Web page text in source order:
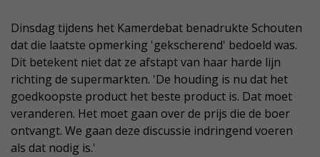
Dinsdag tijdens het Kamerdebat benadrukte Schouten
dat die laatste opmerking 'gekscherend' bedoeld was.
Dit betekent niet dat ze afstapt van haar harde lijn
richting de supermarkten. 'De houding is nu dat het
goedkoopste product het beste product is. Dat moet
veranderen. Het moet gaan over de prijs die de boer
ontvangt. We gaan deze discussie indringend voeren
als dat nodig is.'